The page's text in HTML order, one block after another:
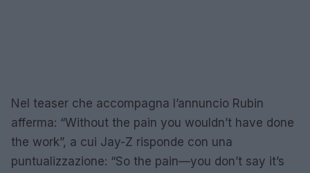
Nel teaser che accompagna l’annuncio Rubin
afferma: “Without the pain you wouldn’t have done
the work”, a cui Jay-Z risponde con una
puntualizzazione: “So the pain—you don’t say it’s